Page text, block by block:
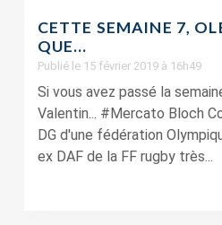
CETTE SEMAINE 7,
QUE…
Publié le 15 février 2019 à 16h49
Si vous avez passé la
Valentin... #Mercato Bloch
DG d'une fédération
ex DAF de la FF rugby très...